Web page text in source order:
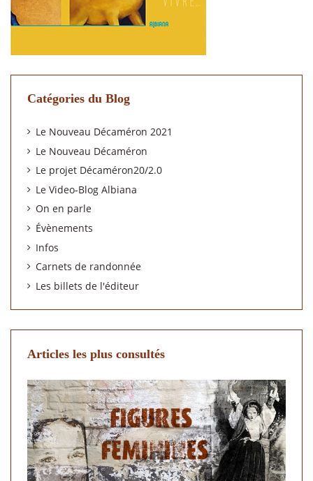
Catégories du Blog
Le Nouveau Décaméron 2021
Le Nouveau Décaméron
Le projet Décaméron20/2.0
Le Video-Blog Albiana
On en parle
Évènements
Infos
Carnets de randonnée
Les billets de l'éditeur
Articles les plus consultés